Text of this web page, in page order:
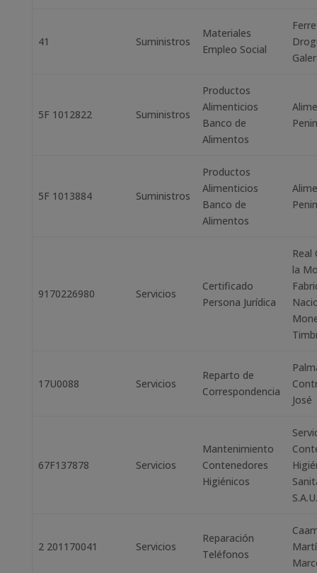
41 Suministros
Materiales
Empleo Social
5F 1012822 Suministros
Productos
Alimenticios
Banco de
Alimentos
5F 1013884 Suministros
Productos
Alimenticios
Banco de
Alimentos
9170226980 Servicios
Certificado
Persona Jurídica
Real
la
17U0088 Servicios
Reparto de
Correspondencia
José
67F137878 Servicios
Mantenimiento
Contenedores
Higiénicos
S.A.U.
2 201170041 Servicios
Reparación
Teléfonos